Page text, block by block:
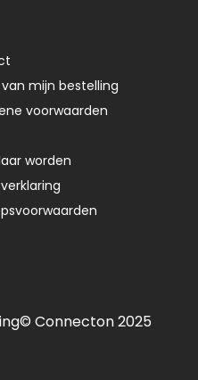
mijn bestelling
voorwaarden
worden
© Connecton 2025